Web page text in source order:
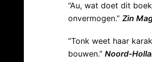
“Au, wat doet dit
onvermogen.” Zin
“Tonk weet haar
bouwen.” Noord-